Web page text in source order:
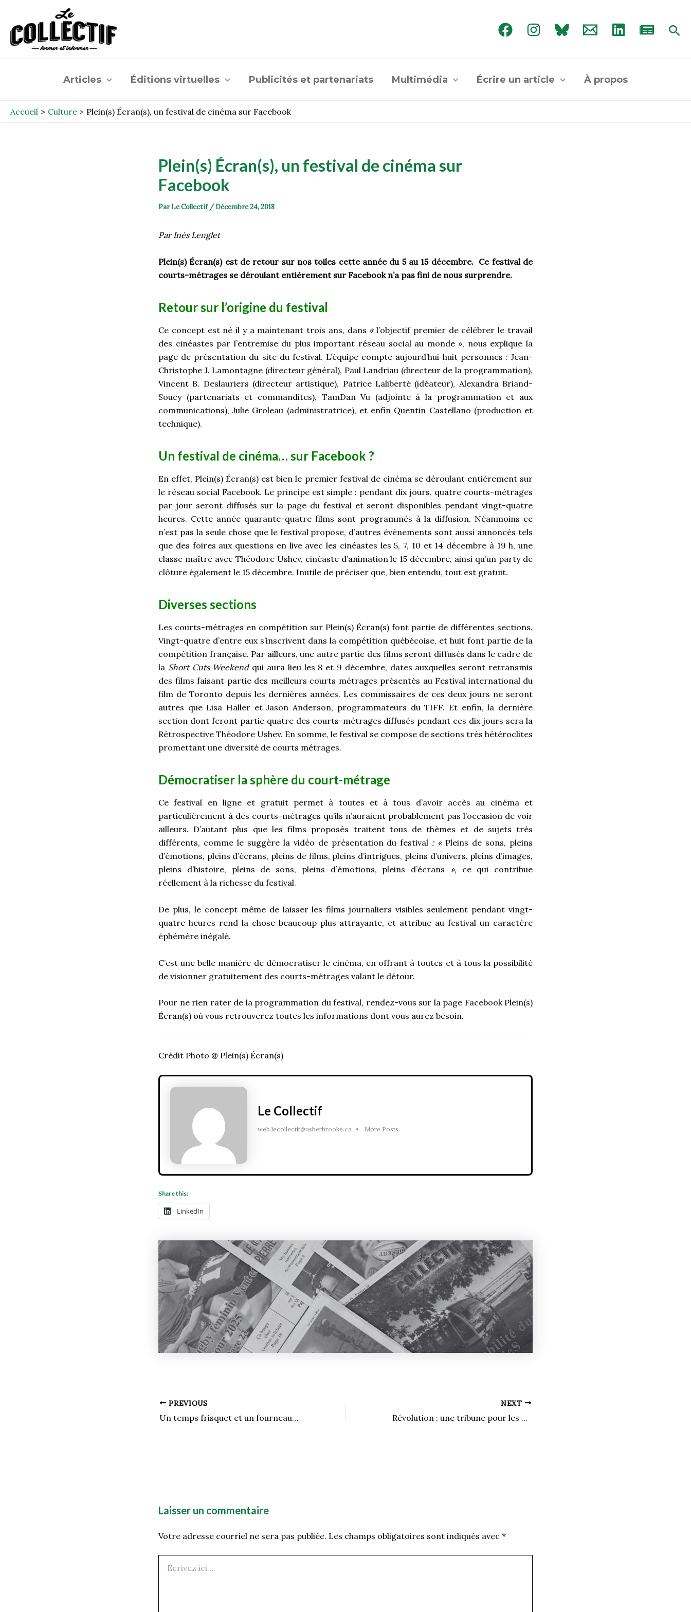
contenu
Articles Éditions virtuelles Publicités et partenariats Multimédia Écrire un article À propos
Accueil Culture Plein(s) Écran(s), un festival de cinéma sur Facebook
Plein(s) Écran(s), un festival de cinéma sur
Facebook
ParLe Collectif /Décembre 24, 2018
Par Inès Lenglet
Plein(s) Écran(s) est de retour sur nos toiles cette année du 5 au 15 décembre. Ce festival de
courts-métrages se déroulant entièrement sur Facebook n’a pas fini de nous surprendre.
Retour sur l’origine du festival
Ce concept est né il y a maintenant trois ans, dans «l’objectif premier de célébrer le travail
des cinéastes par l’entremise du plus important réseau social au monde », nous explique la
page de présentation du site du festival. L’équipe compte aujourd’hui huit personnes : Jean-
Christophe J. Lamontagne (directeur général), Paul Landriau (directeur de la programmation),
Vincent B. Deslauriers (directeur artistique), Patrice Laliberté (idéateur), Alexandra Briand-
Soucy (partenariats et commandites), TamDan Vu (adjointe à la programmation et aux
communications), Julie Groleau (administratrice), et enfin Quentin Castellano (production et
technique).
Un festival de cinéma… sur Facebook ?
En effet, Plein(s) Écran(s) est bien le premier festival de cinéma se déroulant entièrement sur
le réseau social Facebook. Le principe est simple : pendant dix jours, quatre courts-métrages
par jour seront diffusés sur la page du festival et seront disponibles pendant vingt-quatre
heures. Cette année quarante-quatre films sont programmés à la diffusion. Néanmoins ce
n’est pas la seule chose que le festival propose, d’autres événements sont aussi annoncés tels
que des foires aux questions en live avec les cinéastes les 5, 7, 10 et 14 décembre à 19 h, une
classe maître avec Théodore Ushev, cinéaste d’animation le 15 décembre, ainsi qu’un party de
clôture également le 15 décembre. Inutile de préciser que, bien entendu, tout est gratuit.
Diverses sections
Les courts-métrages en compétition sur Plein(s) Écran(s) font partie de différentes sections.
Vingt-quatre d’entre eux s’inscrivent dans la compétition québécoise, et huit font partie de la
compétition française. Par ailleurs, une autre partie des films seront diffusés dans le cadre de
la Short Cuts Weekendqui aura lieu les 8 et 9 décembre, dates auxquelles seront retransmis
des films faisant partie des meilleurs courts métrages présentés au Festival international du
film de Toronto depuis les dernières années. Les commissaires de ces deux jours ne seront
autres que Lisa Haller et Jason Anderson, programmateurs du TIFF. Et enfin, la dernière
section dont feront partie quatre des courts-métrages diffusés pendant ces dix jours sera la
Rétrospective Théodore Ushev. En somme, le festival se compose de sections très hétéroclites
promettant une diversité de courts métrages.
Démocratiser la sphère du court-métrage
Ce festival en ligne et gratuit permet à toutes et à tous d’avoir accès au cinéma et
particulièrement à des courts-métrages qu’ils n’auraient probablement pas l’occasion de voir
ailleurs. D’autant plus que les films proposés traitent tous de thèmes et de sujets très
différents, comme le suggère la vidéo de présentation du festival : « Pleins de sons, pleins
d’émotions, pleins d’écrans, pleins de films, pleins d’intrigues, pleins d’univers, pleins d’images,
pleins d’histoire, pleins de sons, pleins d’émotions, pleins d’écrans »,ce qui contribue
réellement à la richesse du festival.
De plus, le concept même de laisser les films journaliers visibles seulement pendant vingt-
quatre heures rend la chose beaucoup plus attrayante, et attribue au festival un caractère
éphémère inégalé.
C’est une belle manière de démocratiser le cinéma, en offrant à toutes et à tous la possibilité
de visionner gratuitement des courts-métrages valant le détour.
Pour ne rien rater de la programmation du festival, rendez-vous sur la page Facebook Plein(s)
Écran(s) où vous retrouverez toutes les informations dont vous aurez besoin.
Crédit Photo @ Plein(s) Écran(s)
Le Collectif
web.lecollectif@usherbrooke.ca • More Posts
Share this:
LinkedIn
PREVIOUS
Un temps frisquet et un fourneau bien chaud
NEXT
Révolution : une tribune pour les meilleurs danseurs du Québec
Laisser un commentaire
Votre adresse courriel ne sera pas publiée. Les champs obligatoires sont indiqués avec *
ici…